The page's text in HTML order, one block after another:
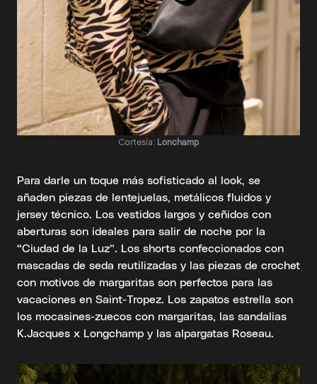
Cortesía: Lonchamp
Para darle un toque más sofisticado al look, se
añaden piezas de lentejuelas, metálicos fluidos y
jersey técnico. Los vestidos largos y ceñidos con
aberturas son ideales para salir de noche por la
“Ciudad de la Luz”. Los shorts confeccionados con
mascadas de seda reutilizadas y las piezas de crochet
con motivos de margaritas son perfectos para las
vacaciones en Saint-Tropez. Los zapatos estrella son
los mocasines-zuecos con margaritas, las sandalias
K.Jacques x Longchamp y las alpargatas Roseau.